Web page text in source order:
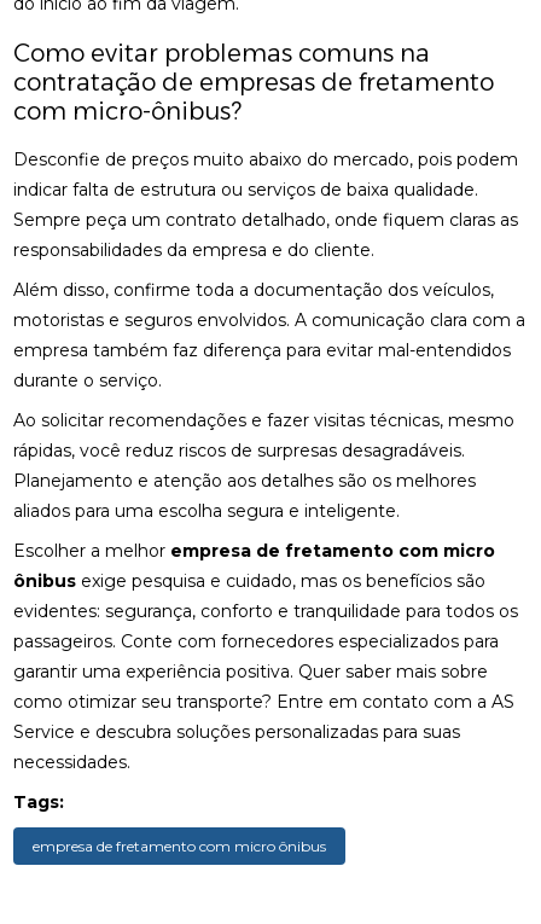
Como evitar problemas comuns na
contratação de empresas de fretamento
com micro-ônibus?
Desconfie de preços muito abaixo do mercado, pois podem
indicar falta de estrutura ou serviços de baixa qualidade.
Sempre peça um contrato detalhado, onde fiquem claras as
responsabilidades da empresa e do cliente.
Além disso, confirme toda a documentação dos veículos,
motoristas e seguros envolvidos. A comunicação clara com a
empresa também faz diferença para evitar mal-entendidos
durante o serviço.
Ao solicitar recomendações e fazer visitas técnicas, mesmo
rápidas, você reduz riscos de surpresas desagradáveis.
Planejamento e atenção aos detalhes são os melhores
aliados para uma escolha segura e inteligente.
Escolher a melhor empresa de fretamento com micro
ônibus exige pesquisa e cuidado, mas os benefícios são
evidentes: segurança, conforto e tranquilidade para todos os
passageiros. Conte com fornecedores especializados para
garantir uma experiência positiva. Quer saber mais sobre
como otimizar seu transporte? Entre em contato com a AS
Service e descubra soluções personalizadas para suas
necessidades.
Tags:
empresa de fretamento com micro ônibus